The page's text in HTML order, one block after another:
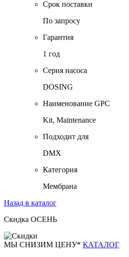
Срок поставки
По запросу
Гарантия
1 год
Серия насоса
DOSING
Наименование GPC
Kit, Maintenance
Подходит для
DMX
Категория
Мембрана
Назад в каталог
Скидка ОСЕНЬ
МЫ СНИЗИМ ЦЕНУ* КАТАЛОГ